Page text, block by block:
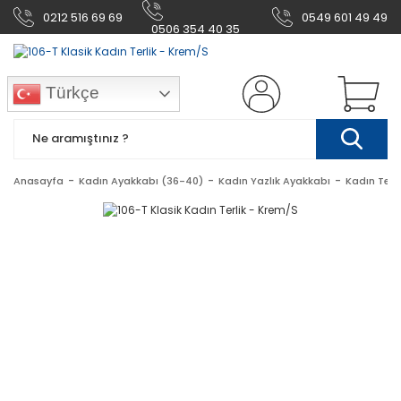
0212 516 69 69
0506 354 40 35
0549 601 49 49
Türkçe
Anasayfa Kadın Ayakkabı (36-40) Kadın Yazlık Ayakkabı Kadın